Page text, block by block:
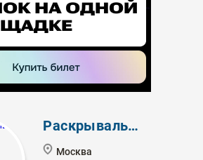
Раскрывальщик
Москва